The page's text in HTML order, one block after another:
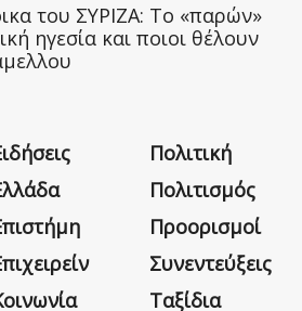
του ΣΥΡΙΖΑ: Το «παρών»
ηγεσία και ποιοι θέλουν
Πολιτική
Πολιτισμός
Προορισμοί
Συνεντεύξεις
Ταξίδια